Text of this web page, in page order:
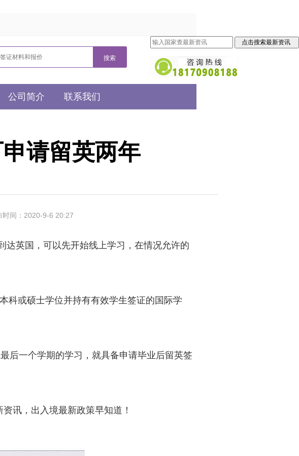
公司简介 联系我们
请留英两年
时间：2020-9-6 20:27
达英国，可以先开始线上学习，在情况允许的
科或硕士学位并持有有效学生签证的国际学
后一个学期的学习，就具备申请毕业后留英签
讯，出入境最新政策早知道！